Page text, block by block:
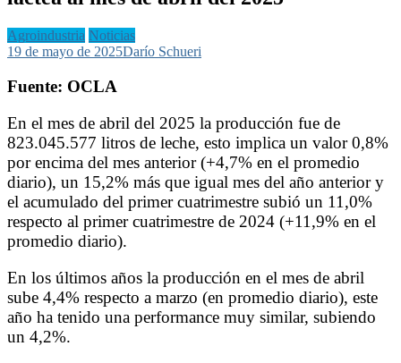
Agroindustria Noticias
19 de mayo de 2025Darío Schueri
Fuente: OCLA
En el mes de abril del 2025 la producción fue de
823.045.577 litros de leche, esto implica un valor 0,8%
por encima del mes anterior (+4,7% en el promedio
diario), un 15,2% más que igual mes del año anterior y
el acumulado del primer cuatrimestre subió un 11,0%
respecto al primer cuatrimestre de 2024 (+11,9% en el
promedio diario).
En los últimos años la producción en el mes de abril
sube 4,4% respecto a marzo (en promedio diario), este
año ha tenido una performance muy similar, subiendo
un 4,2%.